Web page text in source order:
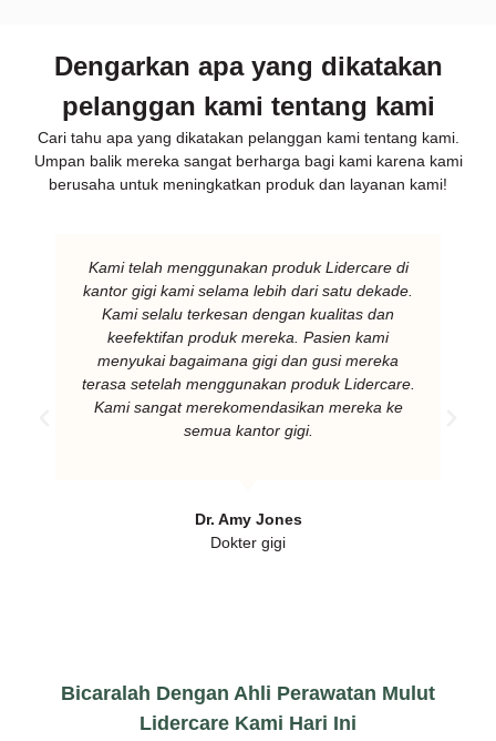
Dengarkan apa yang dikatakan
pelanggan kami tentang kami
Cari tahu apa yang dikatakan pelanggan kami tentang kami.
Umpan balik mereka sangat berharga bagi kami karena kami
berusaha untuk meningkatkan produk dan layanan kami!
Kami telah menggunakan produk Lidercare di
kantor gigi kami selama lebih dari satu dekade.
Kami selalu terkesan dengan kualitas dan
keefektifan produk mereka. Pasien kami
menyukai bagaimana gigi dan gusi mereka
terasa setelah menggunakan produk Lidercare.
Kami sangat merekomendasikan mereka ke
semua kantor gigi.
Dr. Amy Jones
Dokter gigi
Bicaralah Dengan Ahli Perawatan Mulut
Lidercare Kami Hari Ini